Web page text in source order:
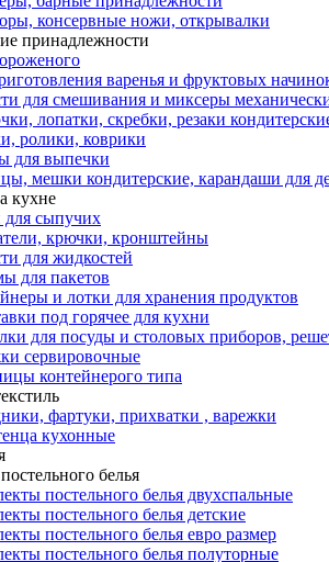
консервные ножи, открывалки
принадлежности
варенья и фруктовых
для смешивания и миксеры
лопатки, скребки, резаки
ролики, коврики
для выпечки
мешки кондитерские, карандаши для
кухне
для сыпучих
крючки, кронштейны
для жидкостей
для пакетов
и лотки для хранения продуктов
под горячее для кухни
для посуды и столовых приборов,
сервировочные
контейнерого типа
фартуки, прихватки , варежки
кухонные
белья
постельного белья двухспальные
постельного белья детские
постельного белья евро размер
постельного белья полуторные